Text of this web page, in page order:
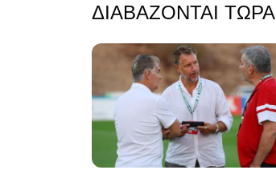
ΔΙΑΒΆΖΟΝΤΑΙ ΤΏΡΑ